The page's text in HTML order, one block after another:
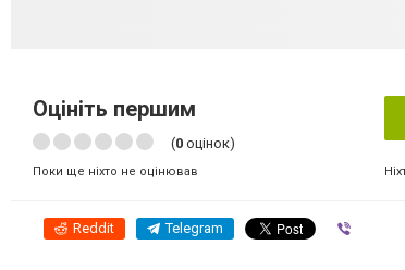
Оцініть першим
(0 оцінок)
Поки ще ніхто не оцінював
Reddit Telegram